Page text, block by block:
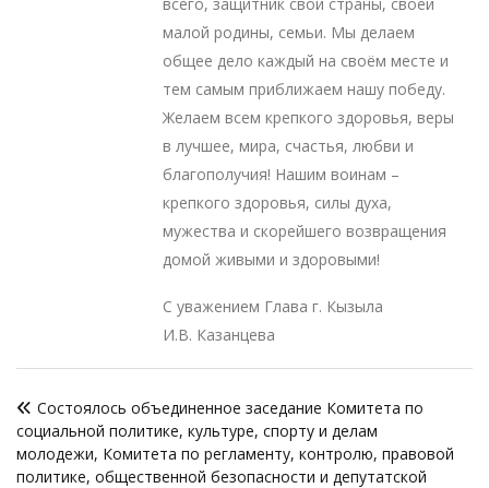
малой родины, семьи. Мы делаем
общее дело каждый на своём месте и
тем самым приближаем нашу победу.
Желаем всем крепкого здоровья, веры
в лучшее, мира, счастья, любви и
благополучия! Нашим воинам –
крепкого здоровья, силы духа,
мужества и скорейшего возвращения
домой живыми и здоровыми!
С уважением Глава г. Кызыла
И.В. Казанцева
по
записям
Состоялось объединенное заседание Комитета по
социальной политике, культуре, спорту и делам
молодежи, Комитета по регламенту, контролю, правовой
политике, общественной безопасности и депутатской